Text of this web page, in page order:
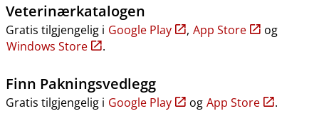
Veterinærkatalogen
Gratis tilgjengelig i Google Play , App Store
og
Windows Store
.
Finn Pakningsvedlegg
Gratis tilgjengelig i Google Play og App Store .